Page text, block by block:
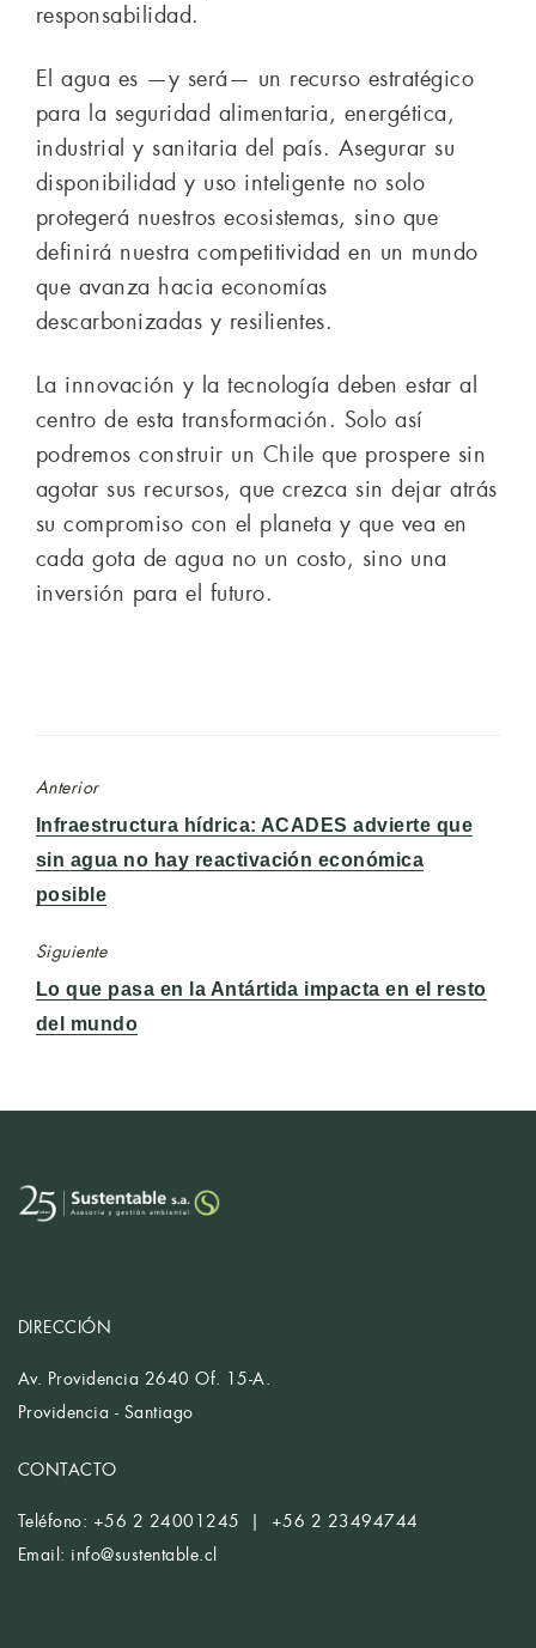
responsabilidad.
El agua es —y será— un recurso estratégico
para la seguridad alimentaria, energética,
industrial y sanitaria del país. Asegurar su
disponibilidad y uso inteligente no solo
protegerá nuestros ecosistemas, sino que
definirá nuestra competitividad en un mundo
que avanza hacia economías
descarbonizadas y resilientes.
La innovación y la tecnología deben estar al
centro de esta transformación. Solo así
podremos construir un Chile que prospere sin
agotar sus recursos, que crezca sin dejar atrás
su compromiso con el planeta y que vea en
cada gota de agua no un costo, sino una
inversión para el futuro.
Anterior
Entrada
anterior:
Infraestructura hídrica: ACADES advierte que
sin agua no hay reactivación económica
posible
Siguiente
Entrada
siguiente:
Lo que pasa en la Antártida impacta en el resto
del mundo
DIRECCIÓN
Av. Providencia 2640 Of. 15-A.
Providencia - Santiago
CONTACTO
Teléfono: +56 2 24001245 | +56 2 23494744
Email: info@sustentable.cl